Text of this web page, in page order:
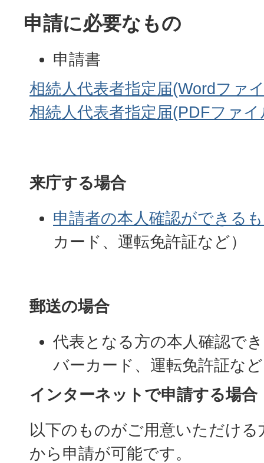
申請に必要なもの
申請書
相続人代表者指定届(Wordファ
相続人代表者指定届(PDFファ
来庁する場合
申請者の本人確認ができる
カード、運転免許証など）
郵送の場合
代表となる方の本人確認で
バーカード、運転免許証な
インターネットで申請する場合
以下のものがご用意いただけ
から申請が可能です。